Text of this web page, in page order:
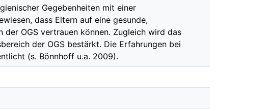
Gegebenheiten mit einer
dass Eltern auf eine gesunde,
OGS vertrauen können. Zugleich wird das
der OGS bestärkt. Die Erfahrungen bei
(s. Bönnhoff u.a. 2009).